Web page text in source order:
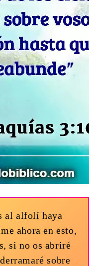
al alfolí haya
ahora en esto,
si no os abriré
sobre